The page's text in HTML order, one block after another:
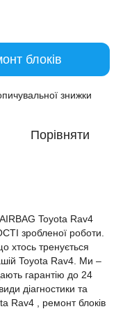
блоків
знижки
Порівняти
Toyota Rav4
зробленої роботи.
хтось тренується
Toyota Rav4. Ми –
гарантію до 24
діагностики та
Rav4 , ремонт блоків